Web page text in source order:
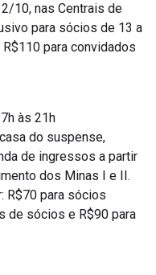
10, nas Centrais de
para sócios de 13 a
para convidados
às 21h
do suspense,
de ingressos a partir
dos Minas I e II.
R$70 para sócios
de sócios e R$90 para